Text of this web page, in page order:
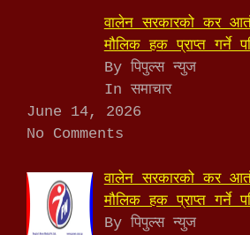
वालेन सरकारको कर
मौलिक हक प्राप्त गर्ने
By पिपुल्स न्युज
In समाचार
June 14, 2026
No Comments
वालेन सरकारको कर
मौलिक हक प्राप्त गर्ने
By पिपुल्स न्युज